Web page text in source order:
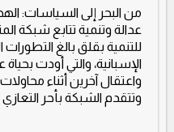
من البحر إلى السياسات:
عدالة وتنمية تتابع شبكة
للتنمية بقلق بالغ التطورات
الإسبانية، والتي أودت
واعتقال آخرين أثناء
وتتقدم الشبكة بأحر التعازي